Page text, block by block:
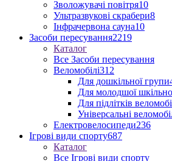
Зволожувачі повітря10
Ультразвукові скрабери8
Інфрачервона сауна10
Засоби пересування2219
Каталог
Все Засоби пересування
Веломобілі312
Для дошкільної групи
Для молодшої
Для підлітків
Універсальні
Електровелосипеди236
Ігрові види спорту687
Каталог
Все Ігрові види спорту